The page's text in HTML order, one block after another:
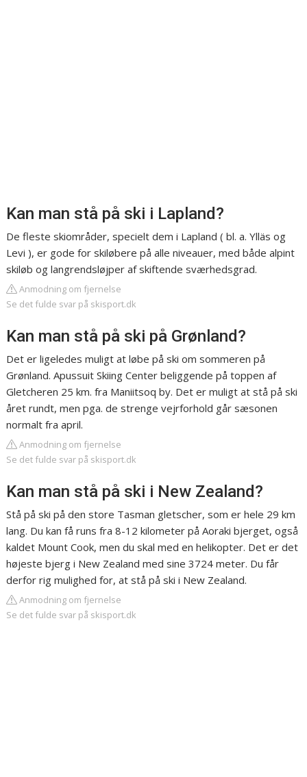
Kan man stå på ski i Lapland?
De fleste skiområder, specielt dem i Lapland ( bl. a. Ylläs og
Levi ), er gode for skiløbere på alle niveauer, med både alpint
skiløb og langrendsløjper af skiftende sværhedsgrad.
Anmodning om fjernelse
Se det fulde svar på skisport.dk
Kan man stå på ski på Grønland?
Det er ligeledes muligt at løbe på ski om sommeren på
Grønland. Apussuit Skiing Center beliggende på toppen af
Gletcheren 25 km. fra Maniitsoq by. Det er muligt at stå på ski
året rundt, men pga. de strenge vejrforhold går sæsonen
normalt fra april.
Anmodning om fjernelse
Se det fulde svar på skisport.dk
Kan man stå på ski i New Zealand?
Stå på ski på den store Tasman gletscher, som er hele 29 km
lang. Du kan få runs fra 8-12 kilometer på Aoraki bjerget, også
kaldet Mount Cook, men du skal med en helikopter. Det er det
højeste bjerg i New Zealand med sine 3724 meter. Du får
derfor rig mulighed for, at stå på ski i New Zealand.
Anmodning om fjernelse
Se det fulde svar på skisport.dk